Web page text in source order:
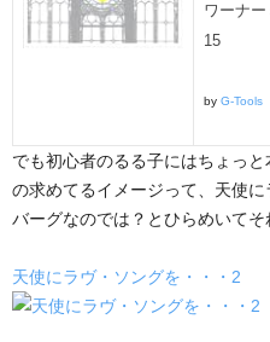
ワーナ
15
by G-Tools
でも初心者のるる子にはちょっ
の求めてるイメージって、天使
バーグなのでは？とひらめいてそ
天使にラヴ・ソングを・・・2